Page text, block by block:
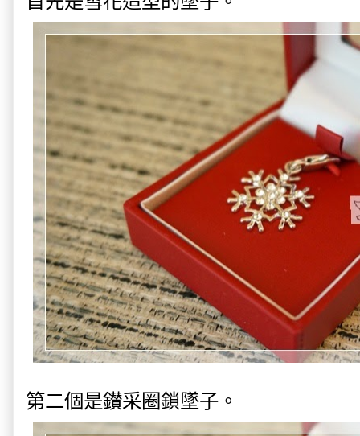
第二個是鑚采圈鎖墜子。